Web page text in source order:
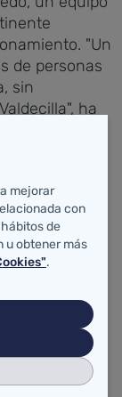
"Un
de personas
sin
ha
forman
para el
años en
a las
ha
mejorar
con
de
u obtener más
.